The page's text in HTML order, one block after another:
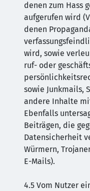
denen zum Hass
aufgerufen wird
denen
wird, sowie
ruf- oder
sowie Junkmails,
andere Inhalte
Ebenfalls
Beiträgen, die
Datensicherheit
Würmern,
E-Mails).
4.5 Vom Nutzer